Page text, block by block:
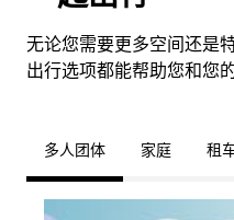
无论您需要更多空间还是
出行选项都能帮助您和您
多人团体 家庭 租